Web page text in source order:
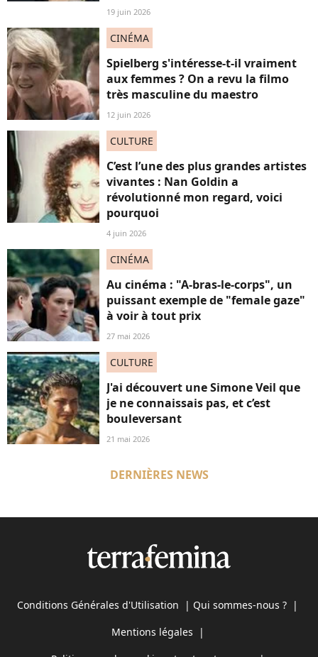
19 juin 2026
CINÉMA
Spielberg s'intéresse-t-il vraiment
aux femmes ? On a revu la filmo
très masculine du maestro
12 juin 2026
CULTURE
C’est l’une des plus grandes artistes
vivantes : Nan Goldin a
révolutionné mon regard, voici
pourquoi
4 juin 2026
CINÉMA
Au cinéma : "A-bras-le-corps", un
puissant exemple de "female gaze"
à voir à tout prix
27 mai 2026
CULTURE
J'ai découvert une Simone Veil que
je ne connaissais pas, et c’est
bouleversant
21 mai 2026
DERNIÈRES NEWS
Conditions Générales d'Utilisation | Qui sommes-nous ? |
Mentions légales |